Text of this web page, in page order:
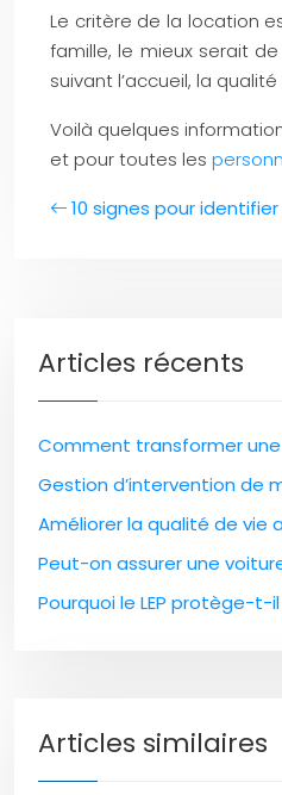
Le critère de la location
famille, le mieux serait
suivant l’accueil, la
Voilà quelques
et pour toutes les
10 signes pour
Articles récents
Comment transformer
Gestion d’intervention de
Améliorer la qualité de vie
Peut-on assurer une
Pourquoi le LEP protège-t-
Articles similaires